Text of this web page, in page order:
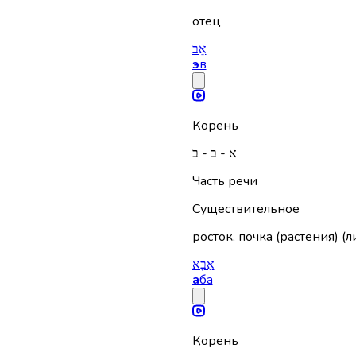
отец
אֵב
эв
Корень
א - ב - ב
Часть речи
Существительное
росток, почка (растения)
אַבָּא
аба
Корень